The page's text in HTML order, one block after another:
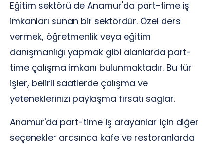
Eğitim sektörü de Anamur'da part-time iş
imkanları sunan bir sektördür. Özel ders
vermek, öğretmenlik veya eğitim
danışmanlığı yapmak gibi alanlarda part-
time çalışma imkanı bulunmaktadır. Bu tür
işler, belirli saatlerde çalışma ve
yeteneklerinizi paylaşma fırsatı sağlar.
Anamur'da part-time iş arayanlar için diğer
seçenekler arasında kafe ve restoranlarda